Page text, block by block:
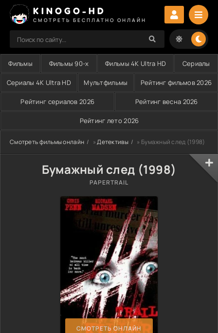
KINOGO-HD
СМОТРЕТЬ БЕСПЛАТНО ОНЛАЙН
Фильмы Фильмы 90-х Фильмы 4K Ultra HD Сериалы
Сериалы 4K Ultra HD Мультфильмы Рейтинг фильмов 2026
Рейтинг сериалов 2026 Рейтинг весна 2026
Рейтинг лето 2026
Смотреть фильмы онлайн »Детективы » Бумажный след (1998)
Бумажный след (1998)
PAPERTRAIL
СМОТРЕТЬ ОНЛАЙН